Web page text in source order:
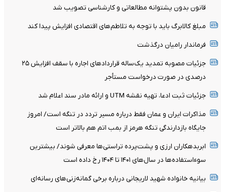
قانون بدون پشتوانه مطالعاتی و کارشناسی تصویب شد
مبلغ کالابرگ باید با توجه به تلاطم‌های اقتصادی افزایش پیدا کند
فرماندار رامیان درگذشت
جزئیات مصوبه تمدید یک‌ساله قرارداد‌های اجاره با سقف افزایش ۲۵
درصدی در صورت درخواست مستأجر
جزئیات ثبت ادعا، تهیه نقشه UTM و ارائه مادر سند اعلام شد
مذاکرات ایران و عمان فقط درباره مسیر تردد در تنگه است/ امروز
جایگاه بازدارندگی تنگه هرمز از بمب اتم هم بالاتر است
ابربدهکاران ارزی و پشت‌پرده تراستی‌ها معرفی شوند/ بیشترین
سوءاستفاده‌ها در سال‌های ۱۴۰۱ تا ۱۴۰۴ رخ داده است
بیانیه خانواده شهید لاریجانی درباره برخی گمانه‌زنی‌های رسانه‌ای